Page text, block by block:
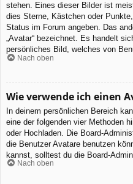
stehen. Eines dieser Bilder ist
dies Sterne, Kästchen oder
Status im Forum angeben. Das
„Avatar“ bezeichnet. Es handelt
persönliches Bild, welches von
Nach oben
Wie verwende ich einen
In deinem persönlichen Bereich
eine der folgenden vier Methoden
oder Hochladen. Die Board-
die Benutzer Avatare benutzen
kannst, solltest du die Board-
Nach oben